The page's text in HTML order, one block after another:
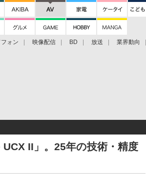
ォン 映像配信 BD 放送 業界動向
II」。25年の技術・精度